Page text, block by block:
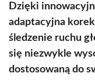
Dzięki
adaptacyjna
śledzenie ruchu
się niezwykle
dostosowaną do